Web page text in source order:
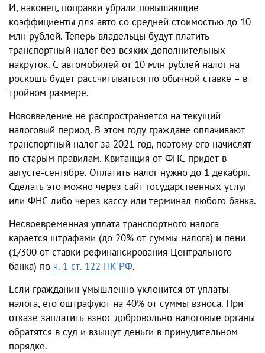
И, наконец, поправки убрали повышающие
коэффициенты для авто со средней стоимостью до 10
млн рублей. Теперь владельцы будут платить
транспортный налог без всяких дополнительных
накруток. С автомобилей от 10 млн рублей налог на
роскошь будет рассчитываться по обычной ставке – в
тройном размере.
Нововведение не распространяется на текущий
налоговый период. В этом году граждане оплачивают
транспортный налог за 2021 год, поэтому его начислят
по старым правилам. Квитанция от ФНС придет в
августе-сентябре. Оплатить налог нужно до 1 декабря.
Сделать это можно через сайт государственных услуг
или ФНС либо через кассу или терминал любого банка.
Несвоевременная уплата транспортного налога
карается штрафами (до 20% от суммы налога) и пени
(1/300 от ставки рефинансирования Центрального
банка) по ч. 1 ст. 122 НК РФ.
Если гражданин умышленно уклонится от уплаты
налога, его оштрафуют на 40% от суммы взноса. При
отказе заплатить взнос добровольно налоговые органы
обратятся в суд и взыщут деньги в принудительном
порядке.